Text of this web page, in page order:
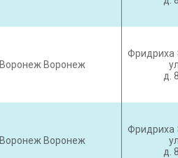
Воронеж Воронеж
Фридриха
д.
Воронеж Воронеж
Фридриха
д.